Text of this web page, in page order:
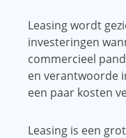
Leasing wordt
investeringen
commercieel
en verantwoorde
een paar kosten
Leasing is een